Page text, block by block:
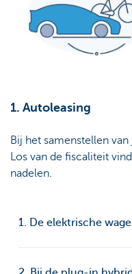
1. Autoleasing
Bij het samenstellen
Los van de fiscaliteit
nadelen.
1. De elektrische